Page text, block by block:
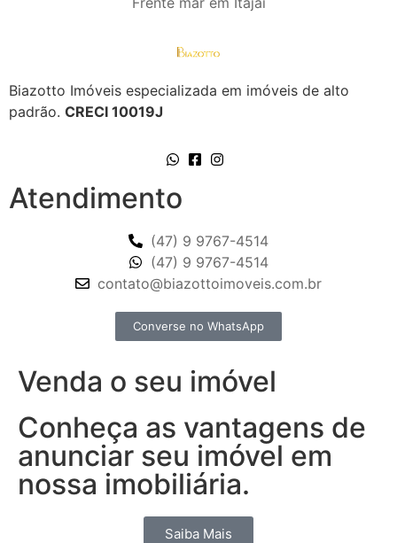
Biazotto Imóveis especializada em imóveis de alto
padrão. CRECI 10019J
Atendimento
(47) 9 9767-4514
(47) 9 9767-4514
contato@biazottoimoveis.com.br
Converse no WhatsApp
Venda o seu imóvel
Conheça as vantagens de
anunciar seu imóvel em
nossa imobiliária.
Saiba Mais